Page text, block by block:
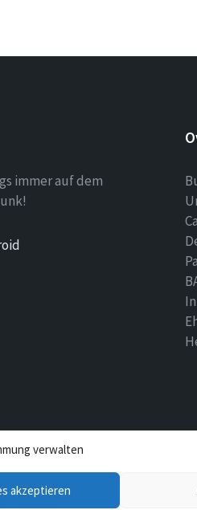
verwalten
akzeptieren
immer auf dem